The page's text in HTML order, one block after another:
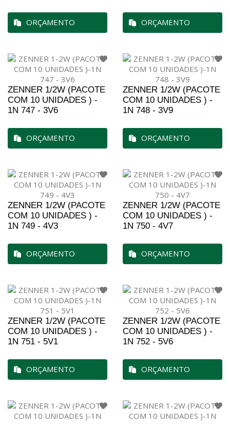
ORÇAMENTO ORÇAMENTO
ZENNER 1/2W (PACOTE
COM 10 UNIDADES ) -
1N 747 - 3V6
ORÇAMENTO
ZENNER 1/2W (PACOTE
COM 10 UNIDADES ) -
1N 748 - 3V9
ORÇAMENTO
ZENNER 1/2W (PACOTE
COM 10 UNIDADES ) -
1N 749 - 4V3
ORÇAMENTO
ZENNER 1/2W (PACOTE
COM 10 UNIDADES ) -
1N 750 - 4V7
ORÇAMENTO
ZENNER 1/2W (PACOTE
COM 10 UNIDADES ) -
1N 751 - 5V1
ORÇAMENTO
ZENNER 1/2W (PACOTE
COM 10 UNIDADES ) -
1N 752 - 5V6
ORÇAMENTO